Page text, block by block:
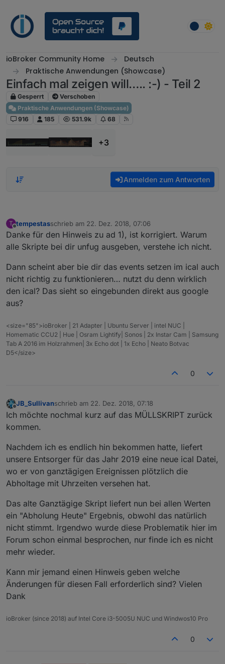
ioBroker Community Home
Deutsch
Praktische Anwendungen (Showcase)
Einfach mal zeigen will….. :-) - Teil 2
Gesperrt
Verschoben
Praktische Anwendungen (Showcase)
916
185 531.9k 68
+3
Anmelden zum Antworten
T
Offline
tempestasschrieb am 22. Dez. 2018, 07:06
zuletzt editiert von
Danke für den Hinweis zu ad 1), ist korrigiert. Warum
alle Skripte bei dir unfug ausgeben, verstehe ich nicht.
Dann scheint aber bie dir das events setzen im ical auch
nicht richtig zu funktionieren… nutzt du denn wirklich
den ical? Das sieht so eingebunden direkt aus google
aus?
<size="85">ioBroker | 21 Adapter | Ubuntu Server | intel NUC |
Homematic CCU2 | Hue | Osram Lightify| Sonos | 2x Instar Cam | Samsung
Tab A 2016 im Holzrahmen| 3x Echo dot | 1x Echo | Neato Botvac
D5</size>
0
Offline
JB_Sullivanschrieb am 22. Dez. 2018, 07:18
zuletzt editiert von
Ich möchte nochmal kurz auf das MÜLLSKRIPT zurück
kommen.
Nachdem ich es endlich hin bekommen hatte, liefert
unsere Entsorger für das Jahr 2019 eine neue ical Datei,
wo er von ganztägigen Ereignissen plötzlich die
Abholtage mit Uhrzeiten versehen hat.
Das alte Ganztägige Skript liefert nun bei allen Werten
ein "Abholung Heute" Ergebnis, obwohl das natürlich
nicht stimmt. Irgendwo wurde diese Problematik hier im
Forum schon einmal besprochen, nur finde ich es nicht
mehr wieder.
Kann mir jemand einen Hinweis geben welche
Änderungen für diesen Fall erforderlich sind? Vielen
Dank
ioBroker (since 2018) auf Intel Core i3-5005U NUC und Windwos10 Pro
0